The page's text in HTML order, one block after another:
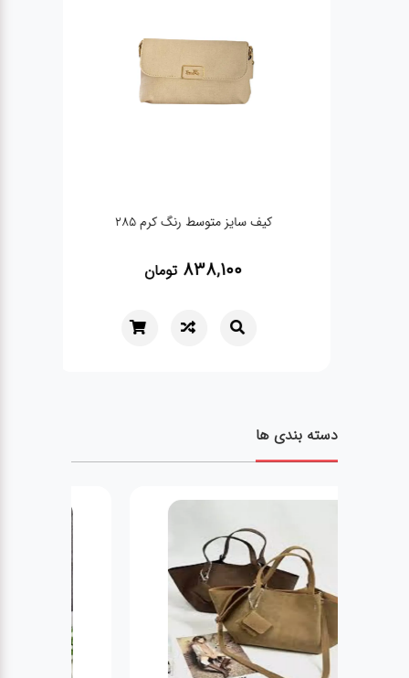
کیف سایز متوسط رنگ کرم 285
838,100 تومان
دسته بندی ها